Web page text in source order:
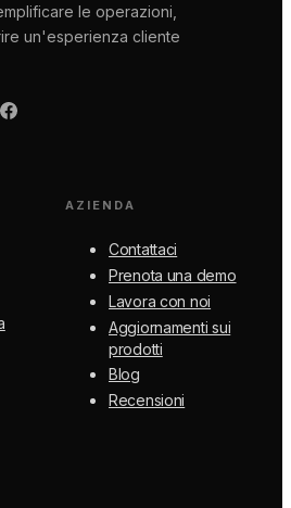
le operazioni,
un'esperienza cliente
AZIENDA
Contattaci
Prenota una demo
Lavora con noi
Aggiornamenti sui
prodotti
Blog
Recensioni